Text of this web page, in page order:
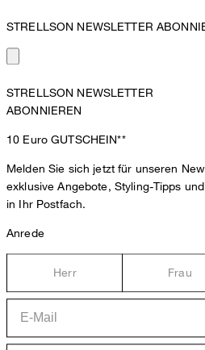
STRELLSON NEWSLETTER
STRELLSON NEWSLETTER
ABONNIEREN
10 EuroGUTSCHEIN**
Melden Sie sich jetzt für unseren
exklusive Angebote, Styling-Tipps
in Ihr Postfach.
Anrede
Herr Frau